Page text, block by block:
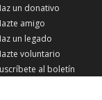
un donativo
amigo
un legado
voluntario
al boletín